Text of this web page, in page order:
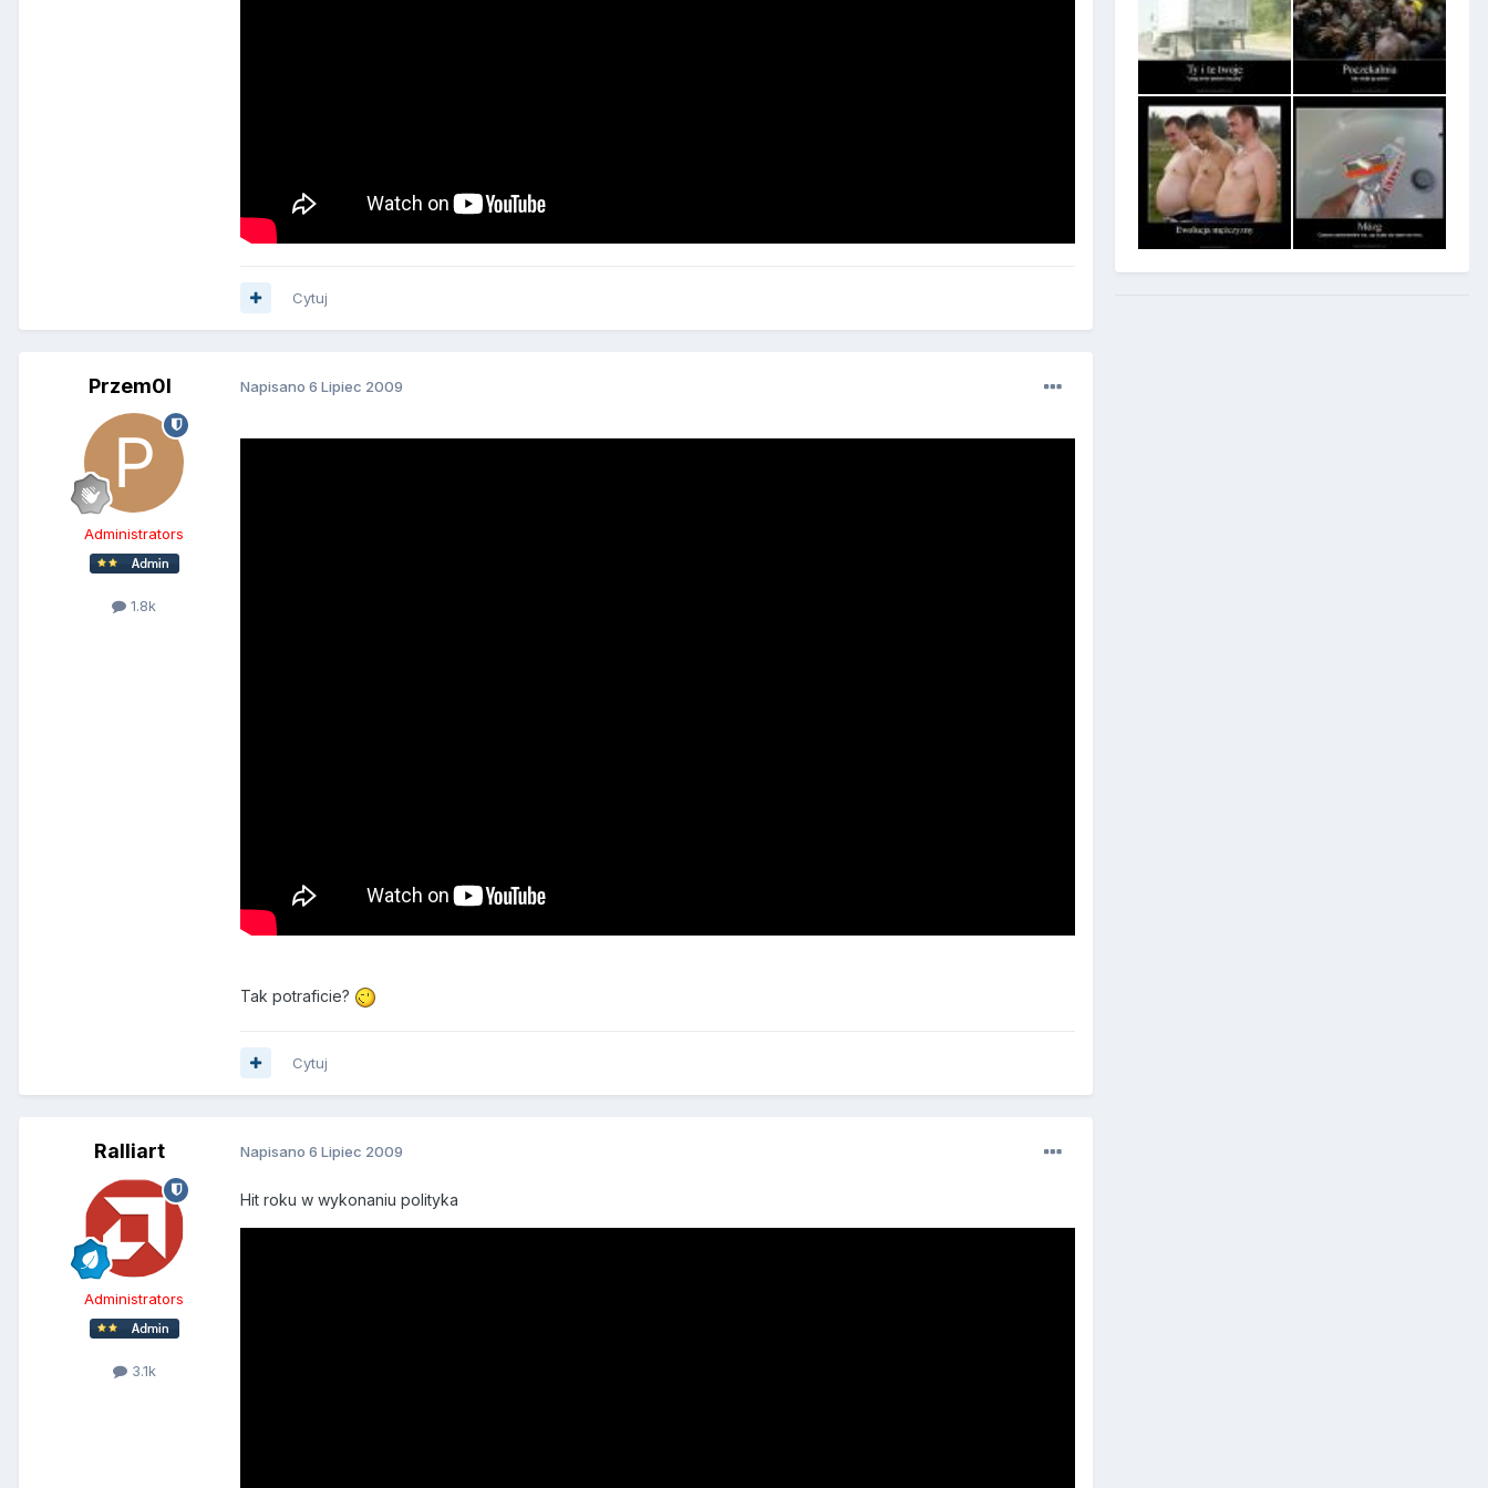
Cytuj
Przem0l
Administrators
1.8k
Napisano 6 Lipiec 2009
Tak potraficie?
Cytuj
Ralliart
Administrators
3.1k
Napisano 6 Lipiec 2009
Hit roku w wykonaniu polityka